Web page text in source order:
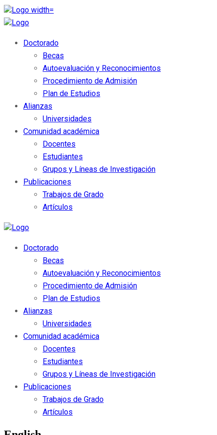
Doctorado
Becas
Autoevaluación y Reconocimientos
Procedimiento de Admisión
Plan de Estudios
Alianzas
Universidades
Comunidad académica
Docentes
Estudiantes
Grupos y Líneas de Investigación
Publicaciones
Trabajos de Grado
Artículos
Doctorado
Becas
Autoevaluación y Reconocimientos
Procedimiento de Admisión
Plan de Estudios
Alianzas
Universidades
Comunidad académica
Docentes
Estudiantes
Grupos y Líneas de Investigación
Publicaciones
Trabajos de Grado
Artículos